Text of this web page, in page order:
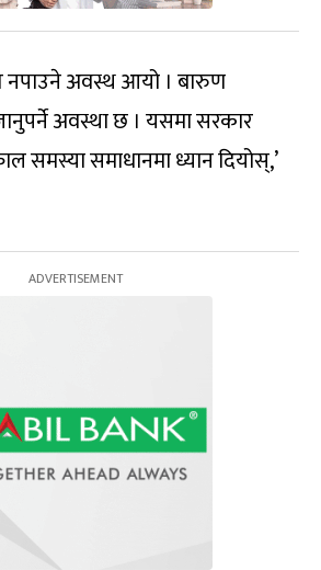
नपाउने अवस्थ आयो । बारुण
अवस्था छ । यसमा सरकार
समस्या समाधानमा ध्यान दियोस्,’